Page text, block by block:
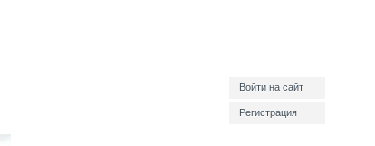
Войти на сайт
Регистрация